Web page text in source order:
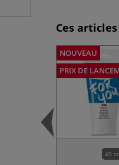
Ces
NOUVEAU
PRIX DE
40